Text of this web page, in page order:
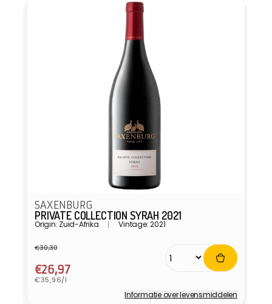
SAXENBURG
PRIVATE COLLECTION SYRAH 2021
Origin: Zuid-Afrika Vintage: 2021
Normale
prijs
€30,30
Aanbiedingsprijs
€26,97
Eenheidsprijs
€35,96/l
Informatie over levensmiddelen